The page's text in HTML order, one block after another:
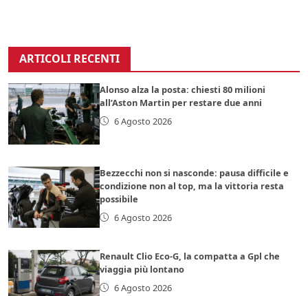
ARTICOLI RECENTI
Alonso alza la posta: chiesti 80 milioni
all’Aston Martin per restare due anni
6 Agosto 2026
Bezzecchi non si nasconde: pausa difficile e
condizione non al top, ma la vittoria resta
possibile
6 Agosto 2026
Renault Clio Eco-G, la compatta a Gpl che
viaggia più lontano
6 Agosto 2026